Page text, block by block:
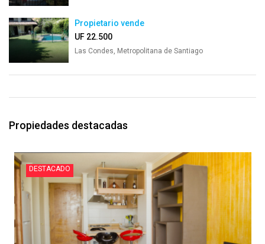
Propietario vende
UF 22.500
Las Condes, Metropolitana de Santiago
Propiedades destacadas
DESTACADO